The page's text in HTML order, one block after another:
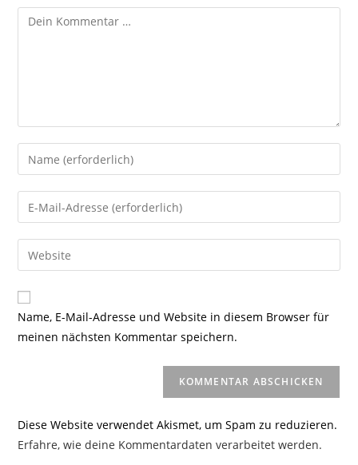
Kommentar
Gib
deinen
Namen
oder
zum
Kommentieren
ein
Gib
deine
E-
Mail-
zum
Kommentieren
ein
Gib
deine
Website-
URL
Name, E-Mail-Adresse und Website in diesem Browser für
meinen nächsten Kommentar speichern.
Diese Website verwendet Akismet, um Spam zu reduzieren.
Erfahre, wie deine Kommentardaten verarbeitet werden.